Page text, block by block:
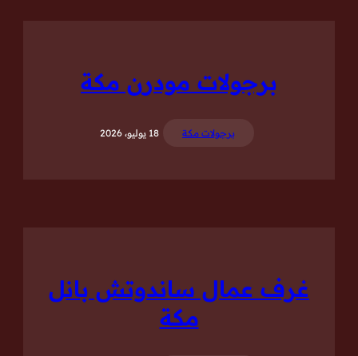
برجولات مودرن مكة
برجولات مكة 18 يوليو، 2026
غرف عمال ساندوتش بانل
مكة